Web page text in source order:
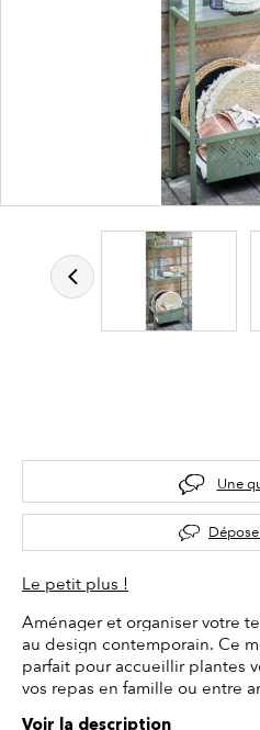
Une
Le petit plus !
Aménager et organiser votre
au design contemporain. Ce
parfait pour accueillir plantes
vos repas en famille ou entre
Voir la description